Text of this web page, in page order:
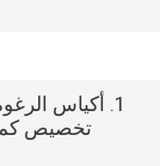
تخصيص